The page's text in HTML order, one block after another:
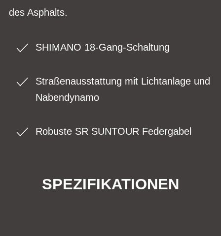
des Asphalts.
SHIMANO 18-Gang-Schaltung
Straßenausstattung mit Lichtanlage und
Nabendynamo
Robuste SR SUNTOUR Federgabel
SPEZIFIKATIONEN